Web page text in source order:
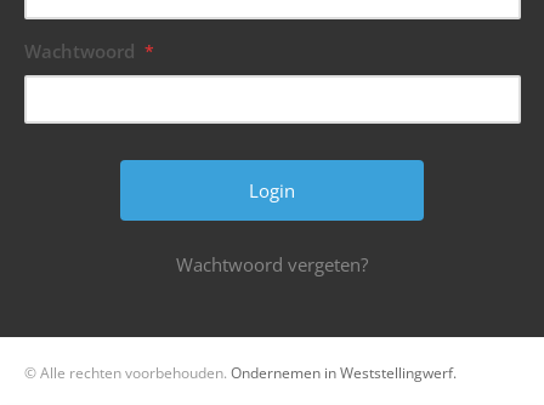
Wachtwoord *
Wachtwoord vergeten?
© Alle rechten voorbehouden. Ondernemen in Weststellingwerf.